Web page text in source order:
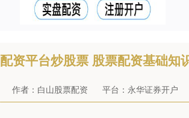
配资平台炒股票 股票配资基础知
作者：白山股票配资 平台：永华证券开户